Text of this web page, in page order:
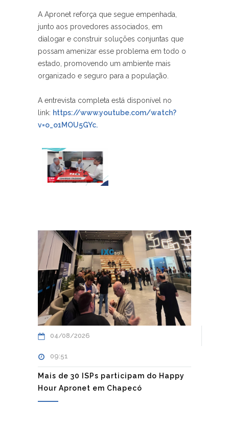
A Apronet reforça que segue empenhada
junto aos provedores associados em
dialogar e construir soluções conjuntas que
possam amenizar esse problema em todo o
estado promovendo um ambiente mais
organizado e seguro para a população
A entrevista completa está disponível no
link: https://www.youtube.com/watch?
v=o_o1MOU5GYc.
04/08/2026
09:51
Mais de 30 ISPs participam do Happy
Hour Apronet em Chapecó